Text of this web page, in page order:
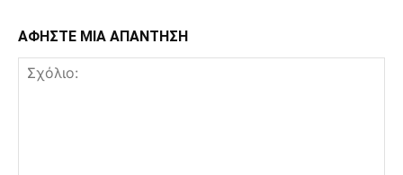
ΑΦΗΣΤΕ ΜΙΑ ΑΠΑΝΤΗΣΗ